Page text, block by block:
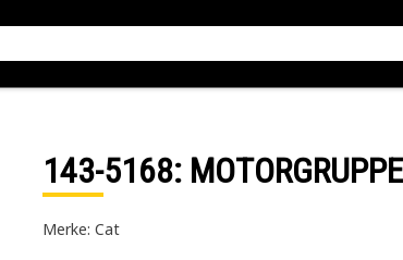
143-5168:
Merke: Cat